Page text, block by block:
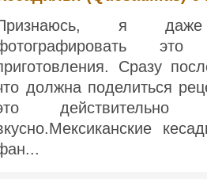
я
Сразу
должна поделиться